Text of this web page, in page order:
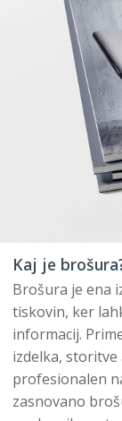
Kaj je
Brošura je ena
tiskovin, ker
informacij.
izdelka,
profesionalen
zasnovano